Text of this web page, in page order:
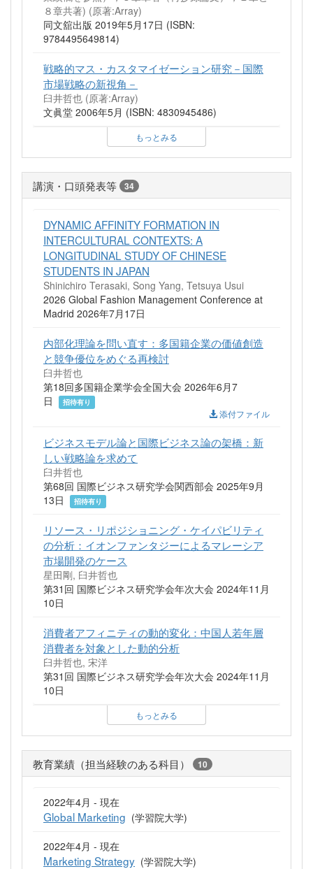
８章共著) (原著:Array)
同文舘出版 2019年5月17日 (ISBN:
9784495649814)
戦略的マス・カスタマイゼーション研究－国際
市場戦略の新視角－
臼井哲也 (原著:Array)
文眞堂 2006年5月 (ISBN: 4830945486)
もっとみる
講演・口頭発表等 34
DYNAMIC AFFINITY FORMATION IN
INTERCULTURAL CONTEXTS: A
LONGITUDINAL STUDY OF CHINESE
STUDENTS IN JAPAN
Shinichiro Terasaki, Song Yang, Tetsuya Usui
2026 Global Fashion Management Conference at
Madrid 2026年7月17日
内部化理論を問い直す：多国籍企業の価値創造
と競争優位をめぐる再検討
臼井哲也
第18回多国籍企業学会全国大会 2026年6月7
日
招待有り
添付ファイル
ビジネスモデル論と国際ビジネス論の架橋：新
しい戦略論を求めて
臼井哲也
第68回 国際ビジネス研究学会関西部会 2025年9月
13日
招待有り
リソース・リポジショニング・ケイパビリティ
の分析：イオンファンタジーによるマレーシア
市場開発のケース
星田剛, 臼井哲也
第31回 国際ビジネス研究学会年次大会 2024年11月
10日
消費者アフィニティの動的変化：中国人若年層
消費者を対象とした動的分析
臼井哲也, 宋洋
第31回 国際ビジネス研究学会年次大会 2024年11月
10日
もっとみる
教育業績（担当経験のある科目） 10
2022年4月 - 現在
Global Marketing (学習院大学)
2022年4月 - 現在
Marketing Strategy (学習院大学)